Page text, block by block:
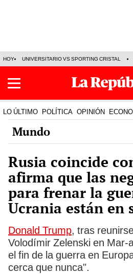
HOY UNIVERSITARIO VS SPORTING CRISTAL
LO ÚLTIMO POLÍTICA OPINIÓN
Mundo
Rusia coincide
afirma que las
para frenar la
Ucrania están en
Donald Trump, tras
Volodímir Zelenski en Mar-
el fin de la guerra en
cerca que nunca".